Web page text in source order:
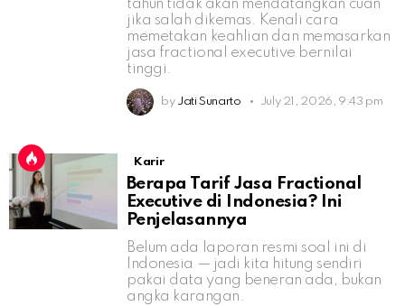
tahun tidak akan mendatangkan cuan
jika salah dikemas. Kenali cara
memetakan keahlian dan memasarkan
jasa fractional executive bernilai
tinggi.
by Jati Sunarto July 21, 2026, 9:43 pm
Karir
Berapa Tarif Jasa Fractional
Executive di Indonesia? Ini
Penjelasannya
Belum ada laporan resmi soal ini di
Indonesia — jadi kita hitung sendiri
pakai data yang beneran ada, bukan
angka karangan.